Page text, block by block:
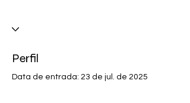
Perfil
Data de entrada: 23 de jul. de 2025